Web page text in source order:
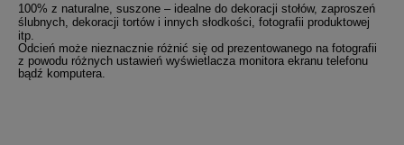
100% z naturalne, suszone – idealne do dekoracji stołów, zaproszeń
ślubnych, dekoracji tortów i innych słodkości, fotografii produktowej
itp.
Odcień może nieznacznie różnić się od prezentowanego na fotografii
z powodu różnych ustawień wyświetlacza monitora ekranu telefonu
bądź komputera.